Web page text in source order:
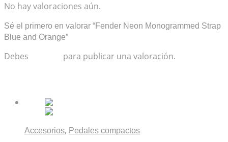
No hay valoraciones aún.
Sé el primero en valorar “Fender Neon Monogrammed Strap
Blue and Orange”
Debes para publicar una valoración.
Accesorios, Pedales compactos